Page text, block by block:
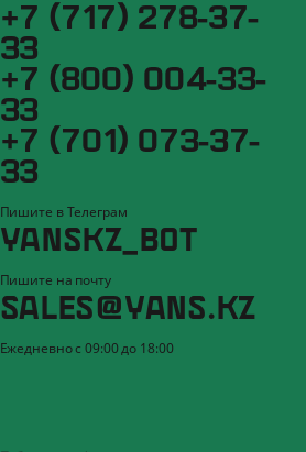
+7 (717) 278-37-
33
+7 (800) 004-33-
33
+7 (701) 073-37-
33
Пишите в Телеграм
YANSKZ_BOT
Пишите на почту
SALES@YANS.KZ
Ежедневно с 09:00 до 18:00